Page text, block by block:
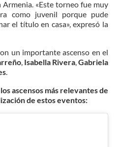
«Este torneo fue muy
como juvenil porque pude
el título en casa», expresó la
un importante ascenso en el
, Isabella Rivera,Gabriela
ascensos más relevantes de
de estos eventos: